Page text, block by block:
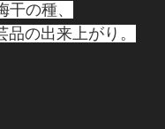
の種、
の出来上がり。